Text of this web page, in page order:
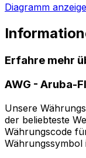
Diagramm
Erfahre mehr
AWG - Aruba-
Unsere
der beliebteste
Währungscode
Währungssymbol